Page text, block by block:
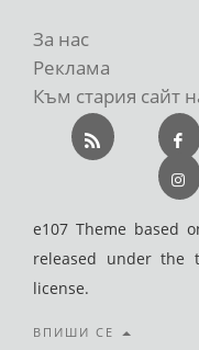
За нас
Реклама
Към стария сайт
e107 Theme based
released under the
license.
ВПИШИ СЕ